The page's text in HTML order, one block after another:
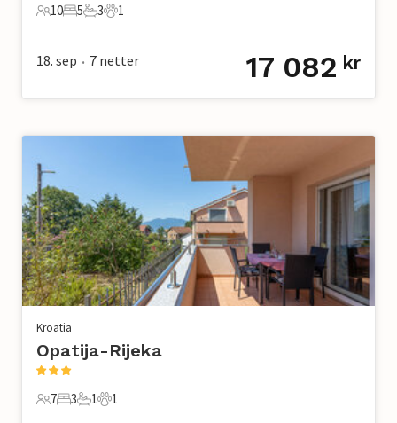
10 Gjester
10
5 Soverom
5
3 Bad
3
1 Kjæledyr
1
18. sep • 7 netter 17 082 kr
Kroatia
Opatija-Rijeka
7 Gjester
7
3 Soverom
3
1 Bad
1
1 Kjæledyr
1